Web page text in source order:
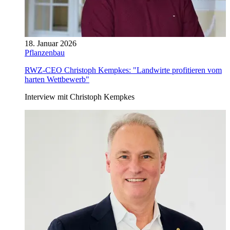
18. Januar 2026
Pflanzenbau
RWZ-CEO Christoph Kempkes: "Landwirte profitieren vom
harten Wettbewerb"
Interview mit Christoph Kempkes